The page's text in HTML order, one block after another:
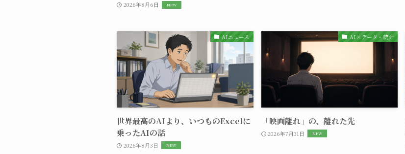
2026年8月6日
AIニュース
世界最高のAIより、いつものExcelに
乗ったAIの話
2026年8月3日
AI×データ・統計
「映画離れ」の、離れた先
2026年7月31日